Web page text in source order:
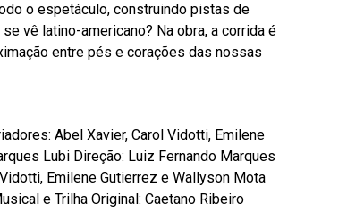
o espetáculo, construindo pistas de
vê latino-americano? Na obra, a corrida é
entre pés e corações das nossas
Abel Xavier, Carol Vidotti, Emilene
Lubi Direção: Luiz Fernando Marques
Emilene Gutierrez e Wallyson Mota
e Trilha Original: Caetano Ribeiro